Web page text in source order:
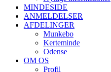
MINDESIDE
ANMELDELSER
AFDELINGER
Munkebo
Kerteminde
Odense
OM OS
Profil